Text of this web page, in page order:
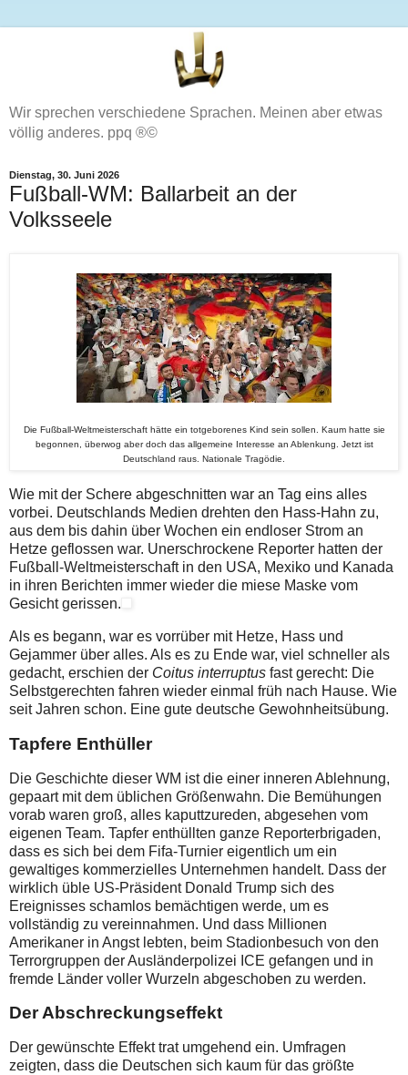
Wir sprechen verschiedene Sprachen. Meinen aber etwas
völlig anderes. ppq ®©
Dienstag, 30. Juni 2026
Fußball-WM: Ballarbeit an der
Volksseele
Die Fußball-Weltmeisterschaft hätte ein totgeborenes Kind sein sollen. Kaum hatte sie
begonnen, überwog aber doch das allgemeine Interesse an Ablenkung. Jetzt ist
Deutschland raus. Nationale Tragödie.
Wie mit der Schere abgeschnitten war an Tag eins alles
vorbei. Deutschlands Medien drehten den Hass-Hahn zu,
aus dem bis dahin über Wochen ein endloser Strom an
Hetze geflossen war. Unerschrockene Reporter hatten der
Fußball-Weltmeisterschaft in den USA, Mexiko und Kanada
in ihren Berichten immer wieder die miese Maske vom
Gesicht gerissen.
Als es begann, war es vorrüber mit Hetze, Hass und
Gejammer über alles. Als es zu Ende war, viel schneller als
gedacht, erschien der Coitus interruptus fast gerecht: Die
Selbstgerechten fahren wieder einmal früh nach Hause. Wie
seit Jahren schon. Eine gute deutsche Gewohnheitsübung.
Tapfere Enthüller
Die Geschichte dieser WM ist die einer inneren Ablehnung,
gepaart mit dem üblichen Größenwahn. Die Bemühungen
vorab waren groß, alles kaputtzureden, abgesehen vom
eigenen Team. Tapfer enthüllten ganze Reporterbrigaden,
dass es sich bei dem Fifa-Turnier eigentlich um ein
gewaltiges kommerzielles Unternehmen handelt. Dass der
wirklich üble US-Präsident Donald Trump sich des
Ereignisses schamlos bemächtigen werde, um es
vollständig zu vereinnahmen. Und dass Millionen
Amerikaner in Angst lebten, beim Stadionbesuch von den
Terrorgruppen der Ausländerpolizei ICE gefangen und in
fremde Länder voller Wurzeln abgeschoben zu werden.
Der Abschreckungseffekt
Der gewünschte Effekt trat umgehend ein. Umfragen
zeigten, dass die Deutschen sich kaum für das größte